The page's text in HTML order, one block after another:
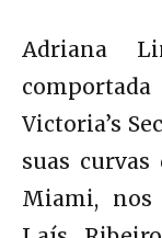
Adriana
Victoria’s
suas
Miami, nos